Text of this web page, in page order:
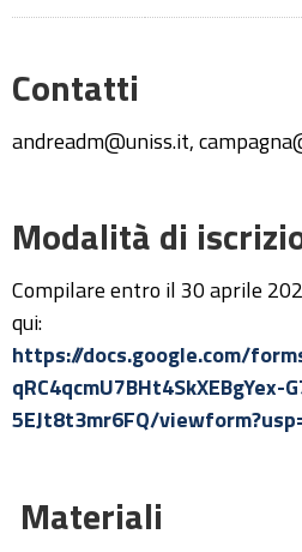
Contatti
andreadm@uniss.it,
Modalità di
Compilare entro il 30 aprile
qui:
https://docs.google.com/
qRC4qcmU7BHt4SkXEBgYex-
5EJt8t3mr6FQ/
Materiali